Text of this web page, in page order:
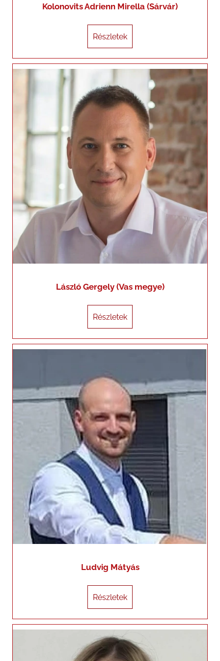
Részletek
Kolonovits Adrienn Mirella (Sárvár)
Részletek
László Gergely (Vas megye)
laszlo.gergely@generalimail.hu
Részletek
László Gergely (Vas megye)
Részletek
ludvig.matyas@generalimail.hu
Részletek
Ludvig Mátyás
Részletek
Maizner Zsanett (Sárvár)